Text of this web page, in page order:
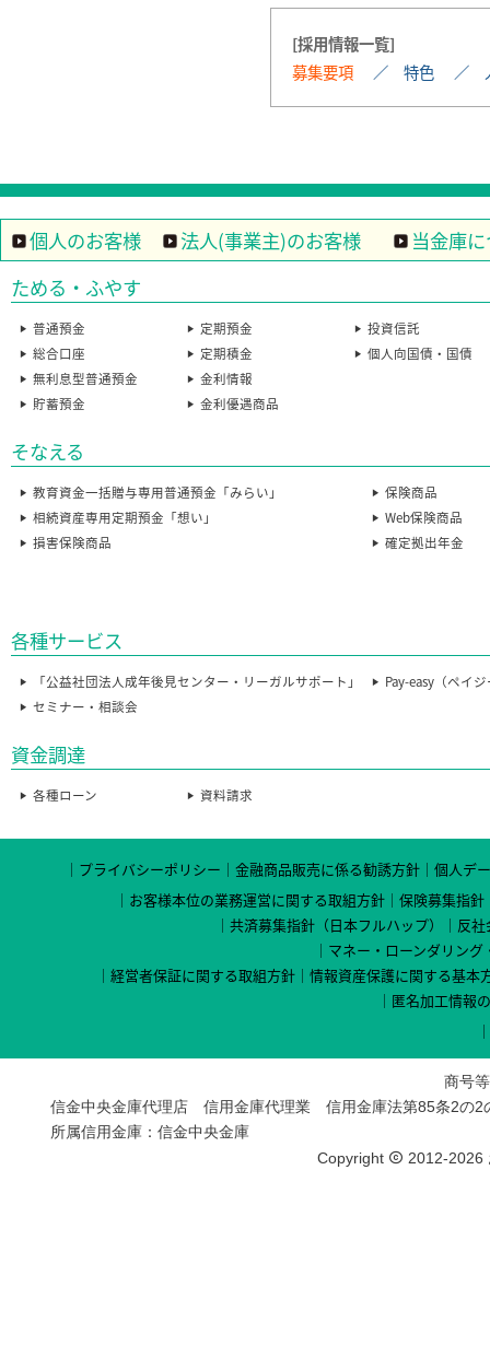
採用情報一覧
募集要項
特色
個人のお客様 法人(事業主)のお客様
当金庫
ためる・ふやす
普通預金 定期預金
投資信託
総合口座
定期積金
個人向国債・国債
無利息型普通預金
金利情報
貯蓄預金
金利優遇商品
そなえる
教育資金一括贈与専用普通預金「みらい」
保険商品
相続資産専用定期預金「想い」
Web保険商品
損害保険商品
確定拠出年金
各種サービス
「公益社団法人成年後見センター・リーガルサポート」
Pay-easy（ペイ
セミナー・相談会
資金調達
各種ローン 資料請求
プライバシーポリシー 金融商品販売に係る勧誘方針
個人デ
お客様本位の業務運営に関する取組方針
保険募集指針
共済募集指針（日本フルハップ）
反
マネー・ローンダリン
経営者保証に関する取組方針
情報資産保護に関する基本
匿名加工情報
商号
信金中央金庫代理店 信用金庫代理業 信用金庫法第85条2の2
所属信用金庫：信金中央金庫
Copyright
2012-2026